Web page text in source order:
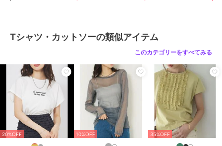
Tシャツ・カットソーの類似アイテム
このカテゴリーをすべてみる
20%OFF 10%OFF 35%OFF